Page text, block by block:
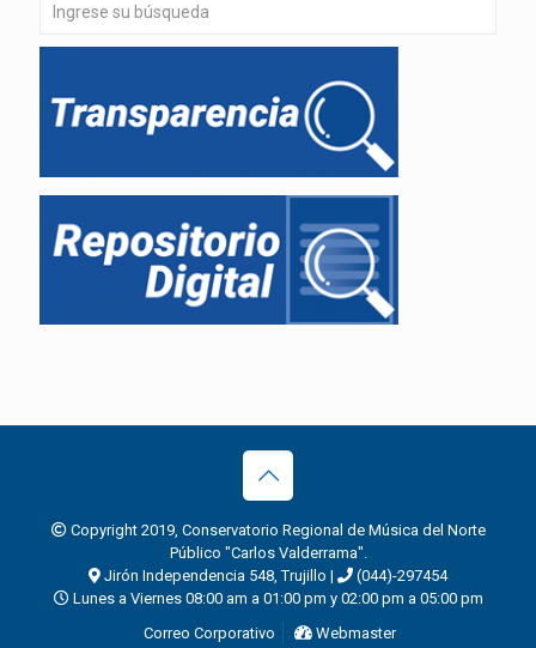
Copyright 2019, Conservatorio Regional de Música del Norte
Público "Carlos Valderrama".
Jirón Independencia 548, Trujillo |
(044)-297454
Lunes a Viernes 08:00 am a 01:00 pm y 02:00 pm a 05:00 pm
Correo Corporativo
Webmaster